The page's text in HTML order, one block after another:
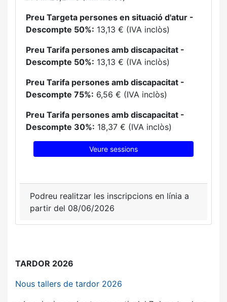
Preu Targeta persones en situació d'atur -
Descompte 50%: 13,13 € (IVA inclòs)
Preu Tarifa persones amb discapacitat -
Descompte 50%: 13,13 € (IVA inclòs)
Preu Tarifa persones amb discapacitat -
Descompte 75%: 6,56 € (IVA inclòs)
Preu Tarifa persones amb discapacitat -
Descompte 30%: 18,37 € (IVA inclòs)
Veure sessions
Podreu realitzar les inscripcions en línia a
partir del 08/06/2026
TARDOR 2026
Nous tallers de tardor 2026